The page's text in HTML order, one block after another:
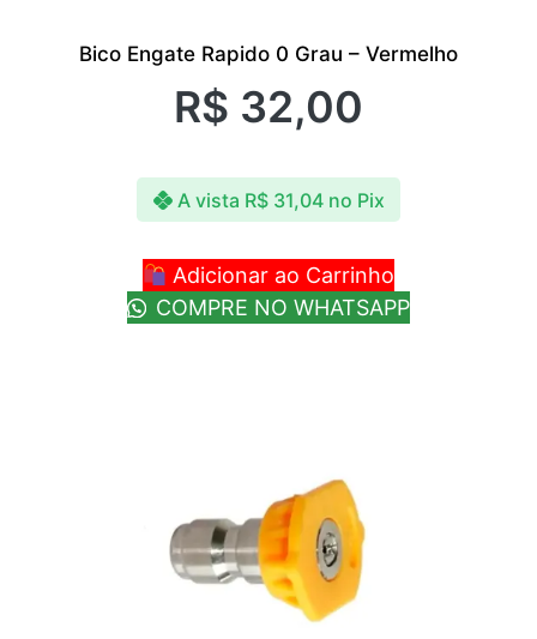
Bico Engate Rapido 0 Grau – Vermelho
R$ 32,00
A vista R$31,04 no Pix
Adicionar ao Carrinho
COMPRE NO WHATSAPP